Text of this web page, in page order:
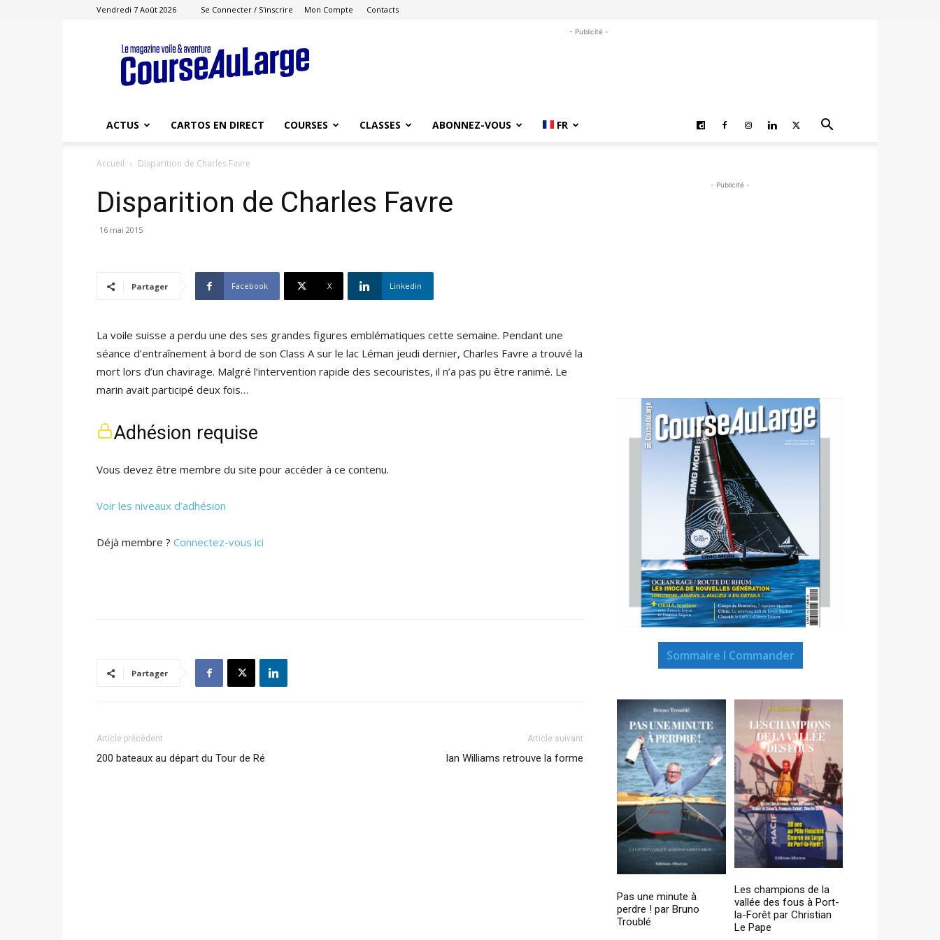
Vendredi 7 Août 2026 Se Connecter / S'inscrire Mon Compte Contacts
Course
au
Large
- Publicité -
ACTUS CARTOS EN DIRECT COURSES CLASSES ABONNEZ-VOUS FR
Accueil Disparition de Charles Favre
Disparition de Charles Favre
16 mai 2015
Partager Facebook X Linkedin
La voile suisse a perdu une des ses grandes figures emblématiques cette semaine. Pendant une
séance d’entraînement à bord de son Class A sur le lac Léman jeudi dernier, Charles Favre a trouvé la
mort lors d’un chavirage. Malgré l’intervention rapide des secouristes, il n’a pas pu être ranimé. Le
marin avait participé deux fois…
Adhésion requise
Vous devez être membre du site pour accéder à ce contenu.
Voir les niveaux d’adhésion
Déjà membre ? Connectez-vous ici
Partager
Article précédent
200 bateaux au départ du Tour de Ré
Article suivant
Ian Williams retrouve la forme
- Publicité -
Sommaire I Commander
Pas une minute à
perdre ! par Bruno
Troublé
Les champions de la
vallée des fous à Port-
la-Forêt par Christian
Le Pape